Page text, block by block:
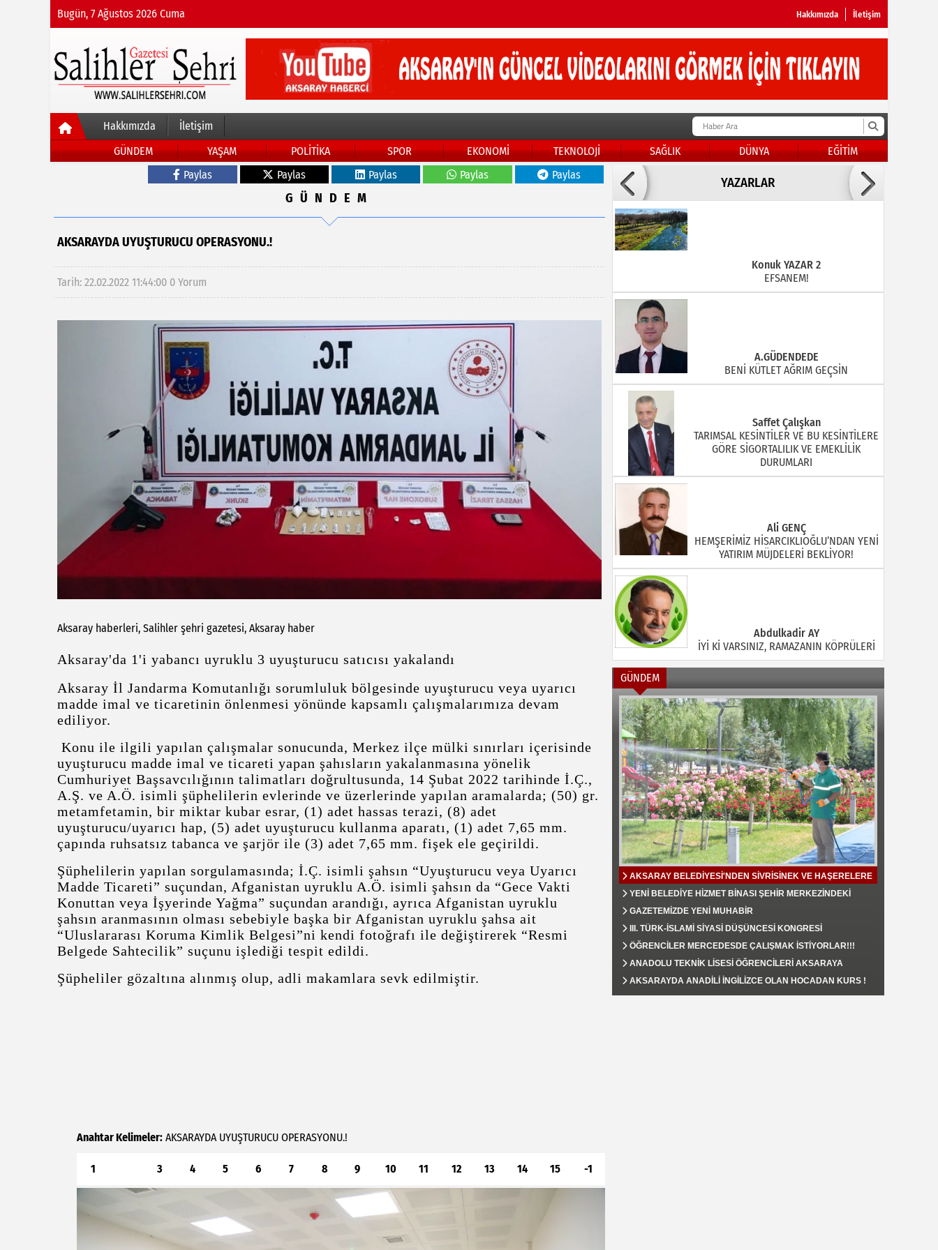
Bugün, 7 Ağustos 2026 Cuma Hakkımızda İletişim
Hakkımızda
İletişim
GÜNDEM
YAŞAM POLİTİKA SPOR EKONOMİ TEKNOLOJİ SAĞLIK DÜNYA EĞİTİM
GÜNDEM
AKSARAYDA UYUŞTURUCU OPERASYONU.!
Tarih: 22.02.2022 11:44:00 0 Yorum
Aksaray haberleri, Salihler şehri gazetesi, Aksaray haber
Aksaray'da 1'i yabancı uyruklu 3 uyuşturucu satıcısı yakalandı
Aksaray İl Jandarma Komutanlığı sorumluluk bölgesinde uyuşturucu veya uyarıcı
madde imal ve ticaretinin önlenmesi yönünde kapsamlı çalışmalarımıza devam
ediliyor.
Konu ile ilgili yapılan çalışmalar sonucunda, Merkez ilçe mülki sınırları içerisinde
uyuşturucu madde imal ve ticareti yapan şahısların yakalanmasına yönelik
Cumhuriyet Başsavcılığının talimatları doğrultusunda, 14 Şubat 2022 tarihinde İ.Ç.,
A.Ş. ve A.Ö. isimli şüphelilerin evlerinde ve üzerlerinde yapılan aramalarda; (50) gr.
metamfetamin, bir miktar kubar esrar, (1) adet hassas terazi, (8) adet
uyuşturucu/uyarıcı hap, (5) adet uyuşturucu kullanma aparatı, (1) adet 7,65 mm.
çapında ruhsatsız tabanca ve şarjör ile (3) adet 7,65 mm. fişek ele geçirildi.
Şüphelilerin yapılan sorgulamasında; İ.Ç. isimli şahsın “Uyuşturucu veya Uyarıcı
Madde Ticareti” suçundan, Afganistan uyruklu A.Ö. isimli şahsın da “Gece Vakti
Konuttan veya İşyerinde Yağma” suçundan arandığı, ayrıca Afganistan uyruklu
şahsın aranmasının olması sebebiyle başka bir Afganistan uyruklu şahsa ait
“Uluslararası Koruma Kimlik Belgesi”ni kendi fotoğrafı ile değiştirerek “Resmi
Belgede Sahtecilik” suçunu işlediği tespit edildi.
Şüpheliler gözaltına alınmış olup, adli makamlara sevk edilmiştir.
Anahtar Kelimeler: AKSARAYDA UYUŞTURUCU OPERASYONU.!
1 3 4 5 6 7 8 9 10 11 12 13 14 15 -1
Paylas Paylas Paylas Paylas Paylas
YAZARLAR
KADER DİYEMEZSİN SEN KENDİN ETTİN
Konuk YAZAR 2
EFSANEM!
A.GÜDENDEDE
BENİ KÜTLET AĞRIM GEÇSİN
Saffet Çalışkan
TARIMSAL KESİNTİLER VE BU KESİNTİLERE
GÖRE SİGORTALILIK VE EMEKLİLİK
DURUMLARI
Ali GENÇ
HEMŞERİMİZ HİSARCIKLIOĞLU’NDAN YENİ
YATIRIM MÜJDELERİ BEKLİYOR!
Abdulkadir AY
İYİ Kİ VARSINIZ, RAMAZANIN KÖPRÜLERİ
Halil MANUŞ
“BİR HIYAR ARANIYOR”
Mahmut Çiçekdağı
Müslüman Nasıl Olmalı
Yavuz Bayram Çalışkan
RAHMAN VE RAHİM OLAN ALLAH
GÜNDEM
AKSARAY BELEDİYESİ'NDEN SİVRİSİNEK VE HAŞERELERE
KARŞI ETKİN MÜCADELE
YENİ BELEDİYE HİZMET BİNASI ŞEHİR MERKEZİNDEKİ
TRAFİK YOĞUNLUĞU AZALTTI
GAZETEMİZDE YENİ MUHABİR
III. TÜRK-İSLAMİ SİYASİ DÜŞÜNCESİ KONGRESİ
AKSARAY'DA YAPILACAK !
ÖĞRENCİLER MERCEDESDE ÇALIŞMAK İSTİYORLAR!!!
ANADOLU TEKNİK LİSESİ ÖĞRENCİLERİ AKSARAYA
FAYDALI OLMAK İSTİYORLAR.!!!
AKSARAYDA ANADİLİ İNGİLİZCE OLAN HOCADAN KURS !